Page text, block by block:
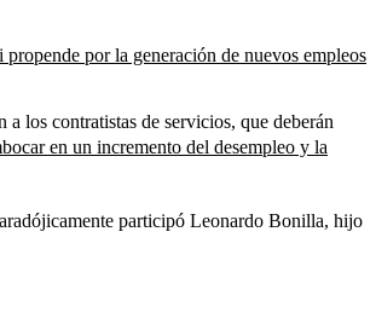
por la generación de nuevos empleos
los contratistas de servicios, que deberán
en un incremento del desempleo y la
participó Leonardo Bonilla, hijo